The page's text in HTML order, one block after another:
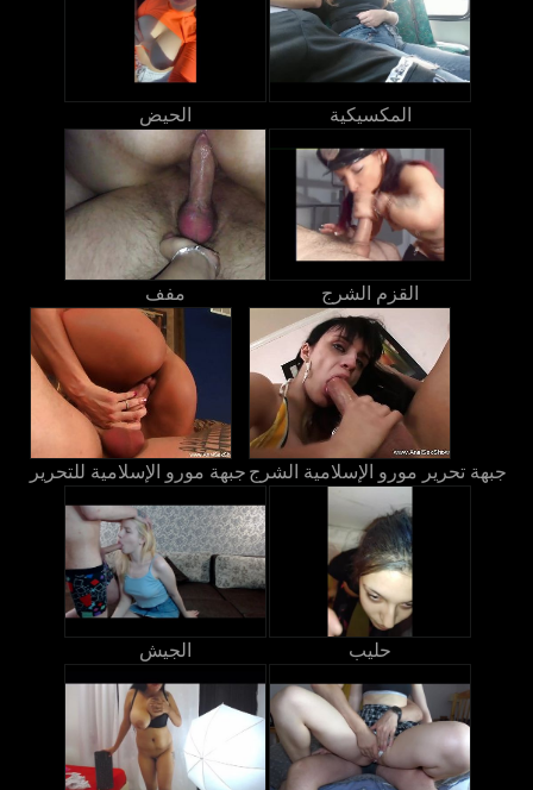
الحيض المكسيكية
مفف القزم الشرج
جبهة مورو الإسلامية للتحرير جبهة تحرير مورو الإسلامية الشرج
الجيش حليب